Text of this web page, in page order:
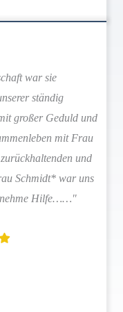
war sie
ständig
großer Geduld und
mit Frau
und
Schmidt* war uns
Hilfe……"